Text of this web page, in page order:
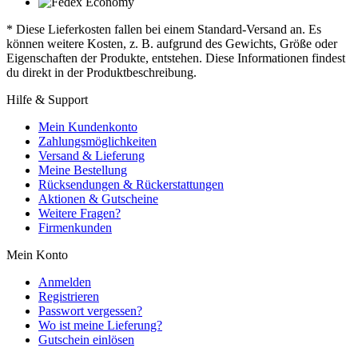
* Diese Lieferkosten fallen bei einem Standard-Versand an. Es
können weitere Kosten, z. B. aufgrund des Gewichts, Größe oder
Eigenschaften der Produkte, entstehen. Diese Informationen findest
du direkt in der Produktbeschreibung.
Hilfe & Support
Mein Kundenkonto
Zahlungsmöglichkeiten
Versand & Lieferung
Meine Bestellung
Rücksendungen & Rückerstattungen
Aktionen & Gutscheine
Weitere Fragen?
Firmenkunden
Mein Konto
Anmelden
Registrieren
Passwort vergessen?
Wo ist meine Lieferung?
Gutschein einlösen